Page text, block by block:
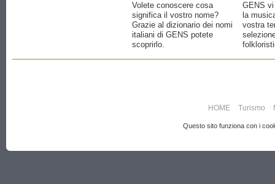
Volete conoscere cosa
significa il vostro nome?
Grazie al dizionario dei nomi
italiani di GENS potete
scoprirlo.
GENS
la
vostra
HOME Turismo
Questo sito funziona con i